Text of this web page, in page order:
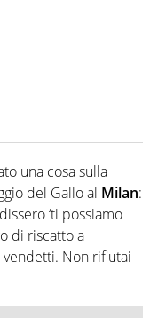
una cosa sulla
del Gallo al Milan:
‘ti possiamo
di riscatto a
Non rifiutai